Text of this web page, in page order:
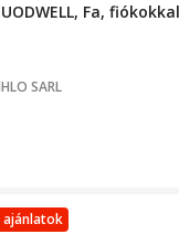
Fa,
SARL
ajánlatok